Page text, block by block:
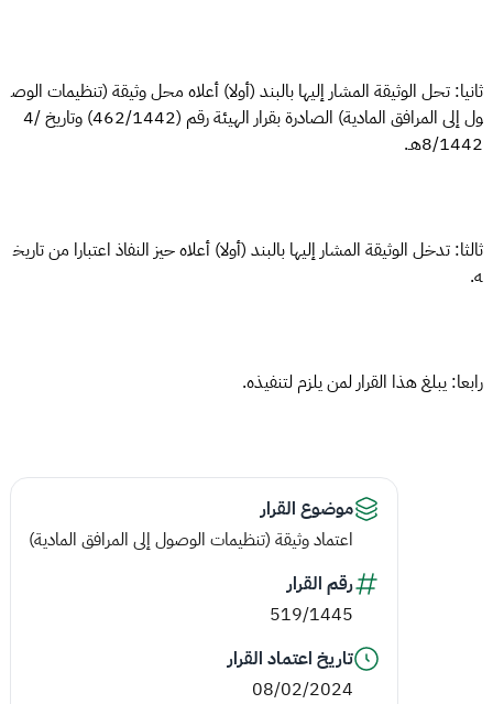
ثانيا: تحل الوثيقة المشار إليها بالبند (أولا) أعلاه محل وثيقة (تنظيمات الوص
ول إلى المرافق المادية) الصادرة بقرار الهيئة رقم (462/1442) وتاريخ 4/
8/1442هـ.
ثالثا: تدخل الوثيقة المشار إليها بالبند (أولا) أعلاه حيز النفاذ اعتبارا من تاريخ
ه.
رابعا: يبلغ هذا القرار لمن يلزم لتنفيذه.
موضوع القرار
اعتماد وثيقة (تنظيمات الوصول إلى المرافق المادية)
رقم القرار
519/1445
تاريخ اعتماد القرار
08/02/2024